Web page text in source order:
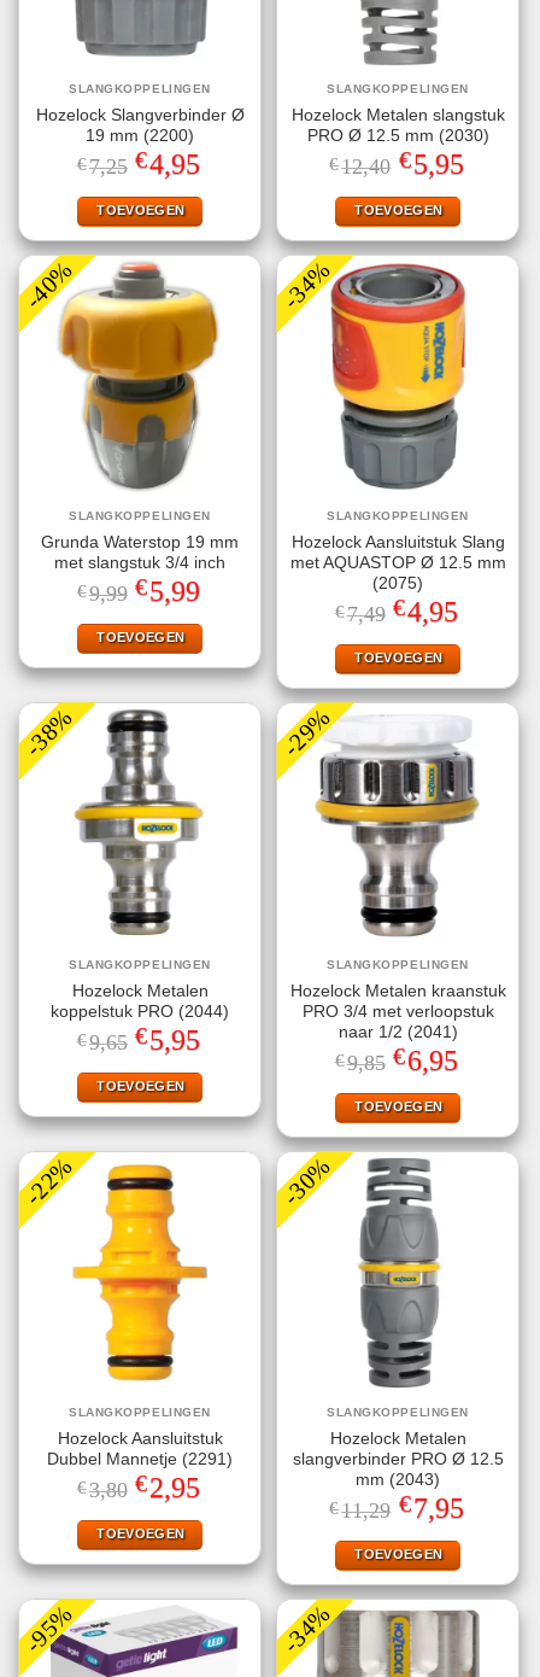
SLANGKOPPELINGEN
Hozelock Slangverbinder Ø
19 mm (2200)
€7,25 Oorspronkelijke
prijs
was:
€7,25.
€4,95
is:
€4,95.
TOEVOEGEN
SLANGKOPPELINGEN
Hozelock Metalen slangstuk
PRO Ø 12.5 mm (2030)
€12,40 Oorspronkelijke
prijs
was:
€12,40.
€5,95prijs
TOEVOEGEN
-40%
SLANGKOPPELINGEN
Grunda Waterstop 19 mm
met slangstuk 3/4 inch
€9,99 Oorspronkelijke
prijs
was:
€9,99.
€5,99
is:
€5,99.
TOEVOEGEN
-34%
SLANGKOPPELINGEN
Hozelock Aansluitstuk Slang
met AQUASTOP Ø 12.5 mm
(2075)
€7,49 Oorspronkelijke
prijs
was:
€7,49.
€4,95
is:
€4,95.
TOEVOEGEN
-38%
SLANGKOPPELINGEN
Hozelock Metalen
koppelstuk PRO (2044)
€9,65 Oorspronkelijke
prijs
was:
€9,65.
€5,95
is:
€5,95.
TOEVOEGEN
-29%
SLANGKOPPELINGEN
Hozelock Metalen kraanstuk
PRO 3/4 met verloopstuk
naar 1/2 (2041)
€9,85 Oorspronkelijke
prijs
was:
€9,85.
€6,95
is:
€6,95.
TOEVOEGEN
-22%
SLANGKOPPELINGEN
Hozelock Aansluitstuk
Dubbel Mannetje (2291)
€3,80 Oorspronkelijke
prijs
was:
€3,80.
€2,95
is:
€2,95.
TOEVOEGEN
-30%
SLANGKOPPELINGEN
Hozelock Metalen
slangverbinder PRO Ø 12.5
mm (2043)
€11,29 Oorspronkelijke
prijs
was:
€11,29.
€7,95prijs
TOEVOEGEN
-95% -34%